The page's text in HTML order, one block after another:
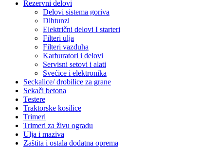
Rezervni delovi
Delovi sistema goriva
Dihtunzi
Električni delovi I starteri
Filteri ulja
Filteri vazduha
Karburatori i delovi
Servisni setovi i alati
Svećice i elektronika
Seckalice/ drobilice za grane
Sekači betona
Testere
Traktorske kosilice
Trimeri
Trimeri za živu ogradu
Ulja i maziva
Zaštita i ostala dodatna oprema